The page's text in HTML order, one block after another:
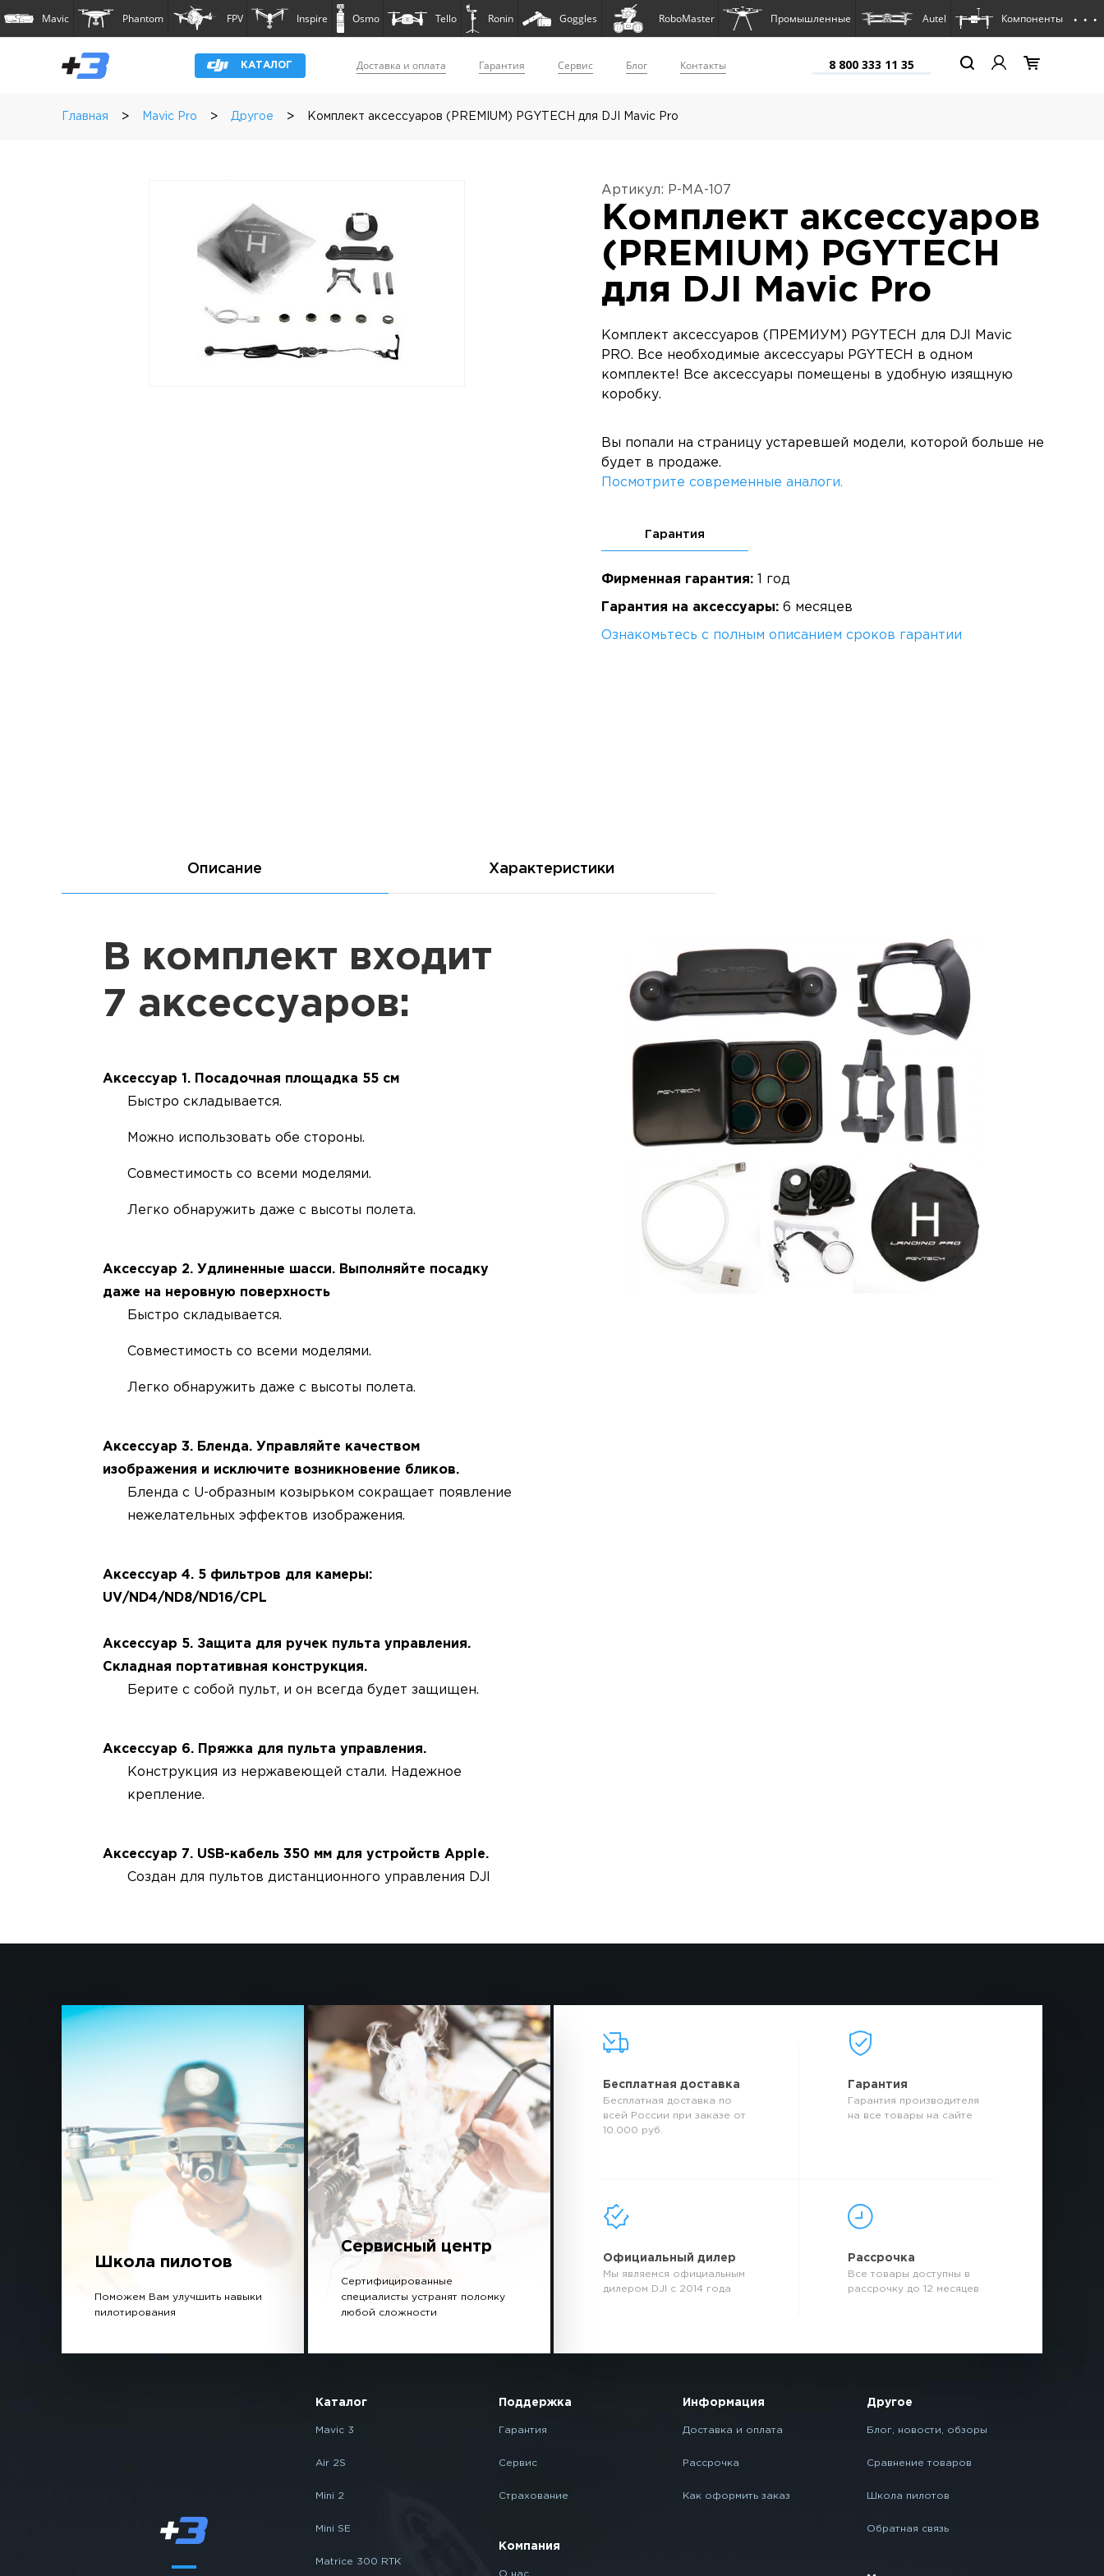
Mavic Phantom FPV Inspire Osmo Tello Ronin Goggles RoboMaster Промышленные Autel Компоненты . . .
КАТАЛОГ Доставка и оплата Гарантия Сервис Блог Контакты 8 800 333 11 35
Главная > Mavic Pro > Другое > Комплект аксессуаров (PREMIUM) PGYTECH для DJI Mavic Pro
Артикул: P-MA-107
Комплект аксессуаров
(PREMIUM) PGYTECH
для DJI Mavic Pro
Комплект аксессуаров (ПРЕМИУМ) PGYTECH для DJI Mavic
PRO. Все необходимые аксессуары PGYTECH в одном
комплекте! Все аксессуары помещены в удобную изящную
коробку.
Вы попали на страницу устаревшей модели, которой больше не
будет в продаже.
Посмотрите современные аналоги.
Гарантия
Фирменная гарантия:1 год
Гарантия на аксессуары:6 месяцев
Ознакомьтесь с полным описанием сроков гарантии
Описание Характеристики
В комплект входит
7 аксессуаров:
Аксессуар 1. Посадочная площадка 55 см
Быстро складывается.
Можно использовать обе стороны.
Совместимость со всеми моделями.
Легко обнаружить даже с высоты полета.
Аксессуар 2. Удлиненные шасси. Выполняйте посадку
даже на неровную поверхность
Быстро складывается.
Совместимость со всеми моделями.
Легко обнаружить даже с высоты полета.
Аксессуар 3. Бленда. Управляйте качеством
изображения и исключите возникновение бликов.
Бленда с U-образным козырьком сокращает появление
нежелательных эффектов изображения.
Аксессуар 4. 5 фильтров для камеры:
UV/ND4/ND8/ND16/CPL
Аксессуар 5. Защита для ручек пульта управления.
Складная портативная конструкция.
Берите с собой пульт, и он всегда будет защищен.
Аксессуар 6. Пряжка для пульта управления.
Конструкция из нержавеющей стали. Надежное
крепление.
Аксессуар 7. USB-кабель 350 мм для устройств Apple.
Создан для пультов дистанционного управления DJI
Школа пилотов
Поможем Вам улучшить навыки
пилотирования
Сервисный центр
Сертифицированные
специалисты устранят поломку
любой сложности
Бесплатная доставка
Бесплатная доставка по
всей России при заказе от
10.000 руб.
Гарантия
Гарантия производителя
на все товары на сайте
Официальный дилер
Мы являемся официальным
дилером DJI с 2014 года
Рассрочка
Все товары доступны в
рассрочку до 12 месяцев
Каталог
Mavic 3
Air 2S
Mini 2
Mini SE
Matrice 300 RTK
Поддержка
Гарантия
Сервис
Страхование
Компания
О нас
Информация
Доставка и оплата
Рассрочка
Как оформить заказ
Другое
Блог, новости, обзоры
Сравнение товаров
Школа пилотов
Обратная связь